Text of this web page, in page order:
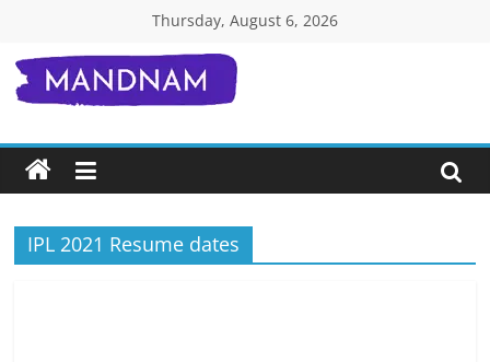
content
Thursday, August 6, 2026
Mandnam.com
जाने
एक-
चीज़
हिंदी
IPL 2021 Resume dates